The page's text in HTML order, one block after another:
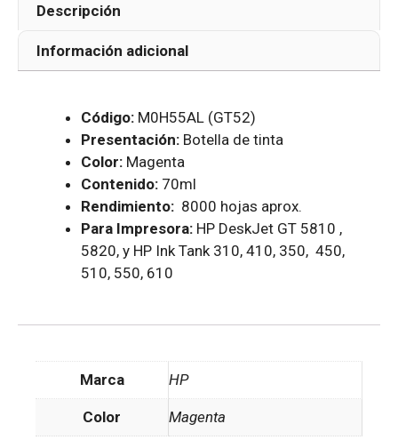
Descripción
Información adicional
Código: M0H55AL (GT52)
Presentación: Botella de tinta
Color: Magenta
Contenido: 70ml
Rendimiento: 8000 hojas aprox.
Para Impresora: HP DeskJet GT 5810 ,
5820, y HP Ink Tank 310, 410, 350, 450,
510, 550, 610
Marca HP
Color Magenta